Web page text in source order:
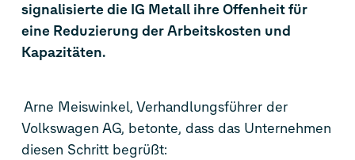
signalisierte die IG Metall ihre Offenheit für
eine Reduzierung der Arbeitskosten und
Kapazitäten.
Arne Meiswinkel, Verhandlungsführer der
Volkswagen AG, betonte, dass das Unternehmen
diesen Schritt begrüßt: